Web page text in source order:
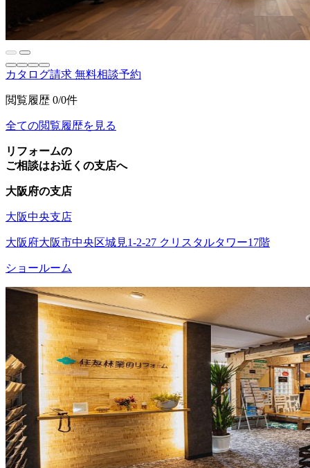
カタログ請求 無料相談予約
閲覧履歴 0/0件
全ての閲覧履歴を見る
リフォームの
ご相談はお近くの支店へ
大阪府の支店
大阪中央支店
大阪府大阪市中央区城見1-2-27 クリスタルタワー17階
ショールーム